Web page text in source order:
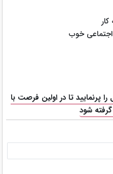
اجتماعی خوب
پرنمایید تا در اولین فرصت با
شود